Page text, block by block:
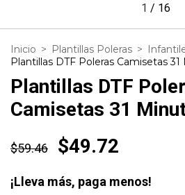
1 / 16
Inicio > Plantillas Poleras >
Plantillas DTF Poleras Camisetas
Plantillas DTF
Camisetas 31
$59.46 $49.72
¡Lleva más, paga menos!